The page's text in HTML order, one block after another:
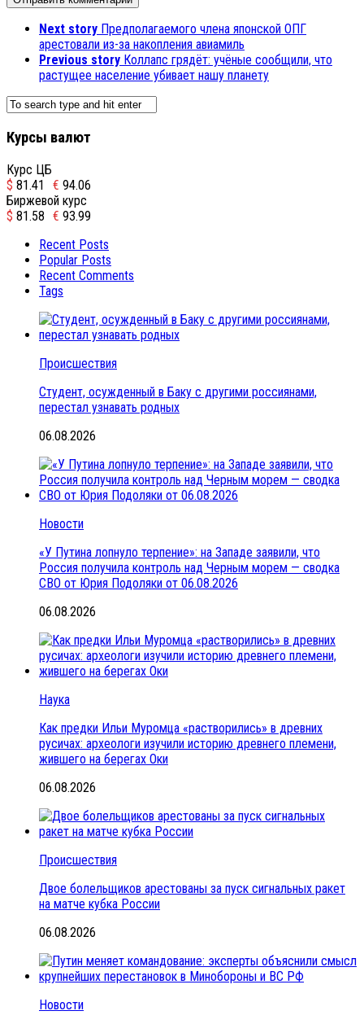
Next story Предполагаемого члена японской ОПГ
арестовали из-за накопления авиамиль
Previous story Коллапс грядёт: учёные сообщили, что
растущее население убивает нашу планету
Курсы валют
Курс ЦБ
$ 81.41 € 94.06
Биржевой курс
$ 81.58 € 93.99
Recent Posts
Popular Posts
Recent Comments
Tags
Происшествия
Студент, осужденный в Баку с другими россиянами,
перестал узнавать родных
06.08.2026
Новости
«У Путина лопнуло терпение»: на Западе заявили, что
Россия получила контроль над Черным морем — сводка
СВО от Юрия Подоляки от 06.08.2026
06.08.2026
Наука
Как предки Ильи Муромца «растворились» в древних
русичах: археологи изучили историю древнего племени,
жившего на берегах Оки
06.08.2026
Происшествия
Двое болельщиков арестованы за пуск сигнальных ракет
на матче кубка России
06.08.2026
Новости